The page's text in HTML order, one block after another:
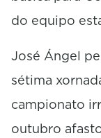
do equipo
José Ángel
sétima
campionato
outubro